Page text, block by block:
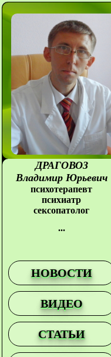
ДРАГОВОЗ
Владимир Юрьевич
психотерапевт
психиатр
сексопатолог
...
НОВОСТИ
ВИДЕО
СТАТЬИ